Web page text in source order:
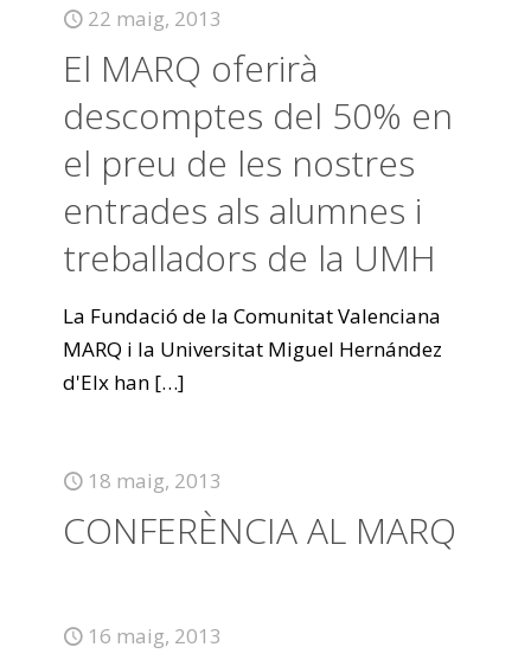
22 maig, 2013
El MARQ oferirà
descomptes del 50% en
el preu de les nostres
entrades als alumnes i
treballadors de la UMH
La Fundació de la Comunitat Valenciana
MARQ i la Universitat Miguel Hernández
d'Elx han […]
18 maig, 2013
CONFERÈNCIA AL MARQ
16 maig, 2013